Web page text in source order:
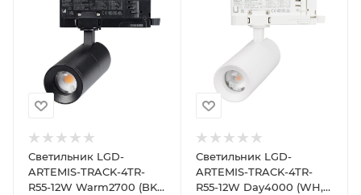
Светильник LGD-
ARTEMIS-TRACK-4TR-
R55-12W Warm2700 (BK,
Светильник LGD-
ARTEMIS-TRACK-4TR-
R55-12W Day4000 (WH,